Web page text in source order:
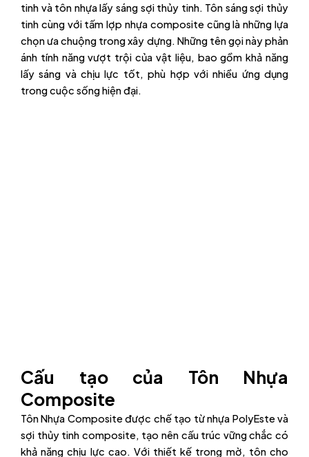
tinh và tôn nhựa lấy sáng sợi thủy tinh. Tôn sáng sợi thủy
tinh cùng với tấm lợp nhựa composite cũng là những lựa
chọn ưa chuộng trong xây dựng. Những tên gọi này phản
ánh tính năng vượt trội của vật liệu, bao gồm khả năng
lấy sáng và chịu lực tốt, phù hợp với nhiều ứng dụng
trong cuộc sống hiện đại.
Cấu tạo của Tôn Nhựa
Composite
Tôn Nhựa Composite được chế tạo từ nhựa PolyEste và
sợi thủy tinh composite, tạo nên cấu trúc vững chắc có
khả năng chịu lực cao. Với thiết kế trong mờ, tôn cho